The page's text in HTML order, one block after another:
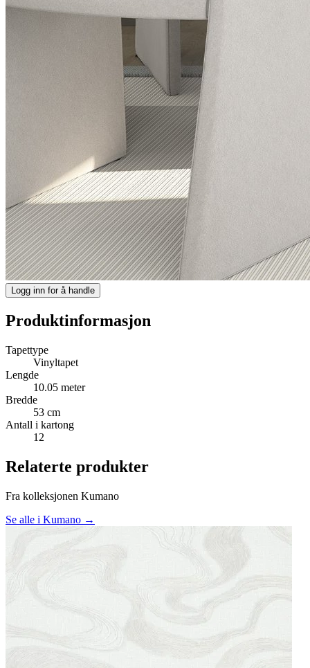
Logg inn for å handle
Produktinformasjon
Tapettype
Vinyltapet
Lengde
10.05 meter
Bredde
53 cm
Antall i kartong
12
Relaterte produkter
Fra kolleksjonen Kumano
Se alle i Kumano →